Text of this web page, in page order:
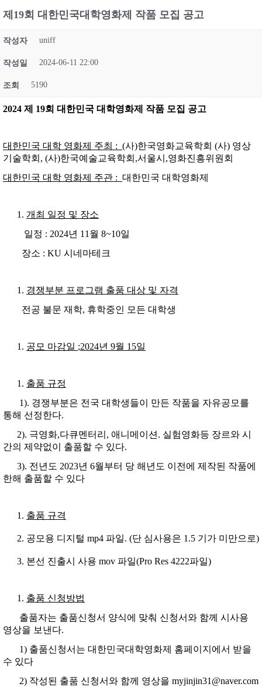
제19회 대한민국대학영화제 작품 모집 공고
작성자 uniff
작성일 2024-06-11 22:00
조회 5190
2024 제 19회 대한민국 대학영화제 작품 모집 공고
대한민국 대학 영화제 주최 : (사)한국영화교육학회 (사) 영상
기술학회, (사)한국예술교육학회,서울시,영화진흥위원회
대한민국 대학 영화제 주관 : 대한민국 대학영화제
개최 일정 및 장소
일정 : 2024년 11월 8~10일
장소 : KU 시네마테크
경쟁부분 프로그램 출품 대상 및 자격
전공 불문 재학, 휴학중인 모든 대학생
공모 마감일 ;2024년 9월 15일
출품 규정
1). 경쟁부분은 전국 대학생들이 만든 작품을 자유공모를
통해 선정한다.
2). 극영화,다큐멘터리, 애니메이션. 실험영화등 장르와 시
간의 제약없이 출품할 수 있다.
3). 전년도 2023년 6월부터 당 해년도 이전에 제작된 작품에
한해 출품할 수 있다
출품 규격
공모용 디지털 mp4 파일. (단 심사용은 1.5 기가 미만으로)
본선 진출시 사용 mov 파일(Pro Res 4222파일)
출품 신청방법
출품자는 출품신청서 양식에 맞춰 신청서와 함께 시사용
영상을 보낸다.
1) 출품신청서는 대한민국대학영화제 홈페이지에서 받을
수 있다
2) 작성된 출품 신청서와 함께 영상을 myjinjin31@naver.com